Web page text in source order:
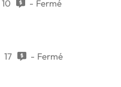
10 Fermé
17 Fermé